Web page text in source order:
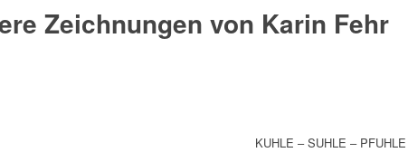
Zeichnungen von Karin Fehr
KUHLE – SUHLE – PFUHLE